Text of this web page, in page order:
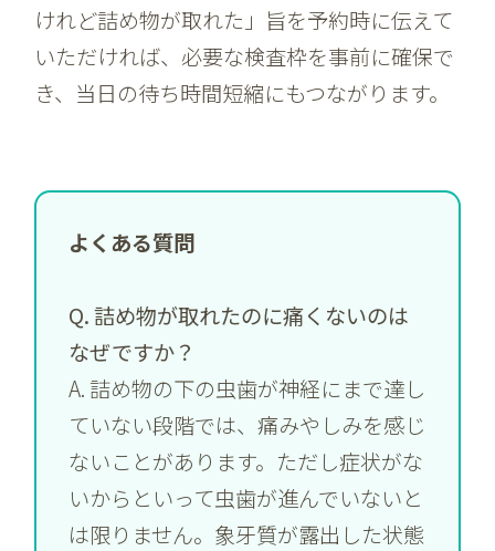
けれど詰め物が取れた」旨を予約時に伝えて
いただければ、必要な検査枠を事前に確保で
き、当日の待ち時間短縮にもつながります。
よくある質問
Q. 詰め物が取れたのに痛くないのは
なぜですか？
A. 詰め物の下の虫歯が神経にまで達し
ていない段階では、痛みやしみを感じ
ないことがあります。ただし症状がな
いからといって虫歯が進んでいないと
は限りません。象牙質が露出した状態